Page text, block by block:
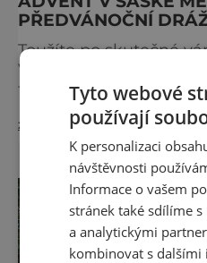
PŘEDVÁNOČNÍ
Toužíte po skutečné
Vydejte se do
trhy dlouhou tradici a
nejpůvabnějším v
českým hranicím
začínají 26. 11. 2025 a
A stojí za to je zažít na
S norimberským
drážďanské vánoční
přetahují o pozici
zobrazit více >>
Tyto webové
používají
K personalizaci
návštěvnosti
Informace o vašem
stránek také sdílíme
a analytickými
kombinovat s